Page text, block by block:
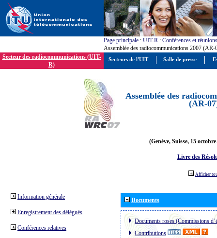
Page principale : UIT-R : Conférences et réunions
Assemblée des radiocommunications 2007 (AR-
Secteur des radiocommunications (UIT-
R)
Assemblée des
(AR-
(Genève, Suisse, 15
Livre des
Afficher
Information générale
Enregistrement des délégués
Conférences relatives
Documents
Documents roses (Commissions
Contributions
Secteurs de l'UIT Salle de presse